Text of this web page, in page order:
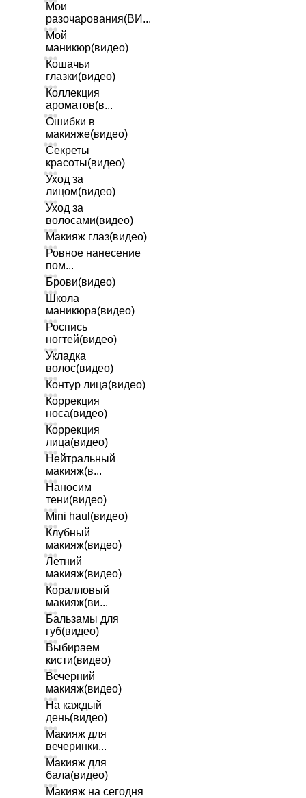
Мои
разочарования(ВИ...
Мой
маникюр(видео)
Кошачьи
глазки(видео)
Коллекция
ароматов(в...
Ошибки в
макияже(видео)
Секреты
красоты(видео)
Уход за
лицом(видео)
Уход за
волосами(видео)
Макияж глаз(видео)
Ровное нанесение
пом...
Брови(видео)
Школа
маникюра(видео)
Роспись
ногтей(видео)
Укладка
волос(видео)
Контур лица(видео)
Коррекция
носа(видео)
Коррекция
лица(видео)
Нейтральный
макияж(в...
Наносим
тени(видео)
Mini haul(видео)
Клубный
макияж(видео)
Летний
макияж(видео)
Коралловый
макияж(ви...
Бальзамы для
губ(видео)
Выбираем
кисти(видео)
Вечерний
макияж(видео)
На каждый
день(видео)
Макияж для
вечеринки...
Макияж для
бала(видео)
Макияж на сегодня